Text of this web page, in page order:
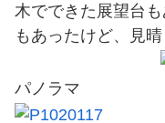
木でできた展望台
もあったけど、見
パノラマ